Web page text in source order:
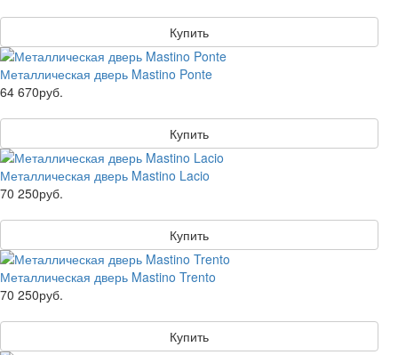
Купить
Металлическая дверь Mastino Ponte
64 670руб.
Купить
Металлическая дверь Mastino Lacio
70 250руб.
Купить
Металлическая дверь Mastino Trento
70 250руб.
Купить